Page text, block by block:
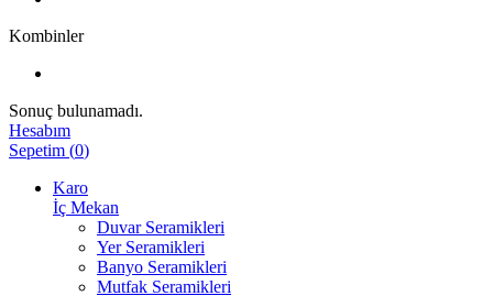
Kombinler
Sonuç bulunamadı.
Hesabım
Sepetim (0)
Karo
İç Mekan
Duvar Seramikleri
Yer Seramikleri
Banyo Seramikleri
Mutfak Seramikleri